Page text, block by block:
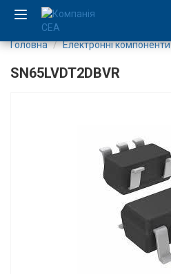
Виробництво
Головна Електронні компоненти
SN65LVDT2DBVR